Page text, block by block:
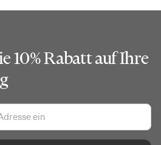
10% Rabatt auf Ihre